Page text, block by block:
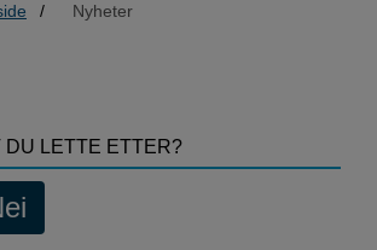
Nyheter
DU LETTE ETTER?